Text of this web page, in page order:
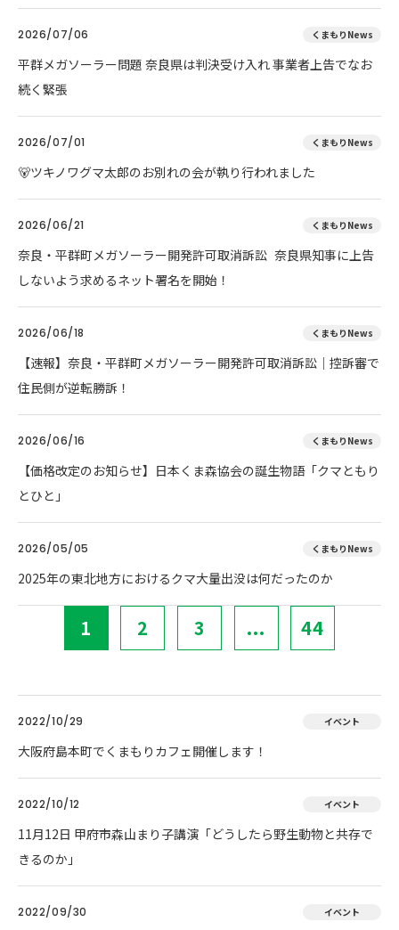
2026/07/06 くまもりNews
平群メガソーラー問題 奈良県は判決受け入れ 事業者上告でなお
続く緊張
2026/07/01 くまもりNews
🐻ツキノワグマ太郎のお別れの会が執り行われました
2026/06/21 くまもりNews
奈良・平群町メガソーラー開発許可取消訴訟 奈良県知事に上告
しないよう求めるネット署名を開始！
2026/06/18 くまもりNews
【速報】奈良・平群町メガソーラー開発許可取消訴訟｜控訴審で
住民側が逆転勝訴！
2026/06/16 くまもりNews
【価格改定のお知らせ】日本くま森協会の誕生物語「クマともり
とひと」
2026/05/05 くまもりNews
2025年の東北地方におけるクマ大量出没は何だったのか
1 2 3 ... 44
2022/10/29 イベント
大阪府島本町でくまもりカフェ開催します！
2022/10/12 イベント
11月12日 甲府市森山まり子講演「どうしたら野生動物と共存で
きるのか」
2022/09/30 イベント